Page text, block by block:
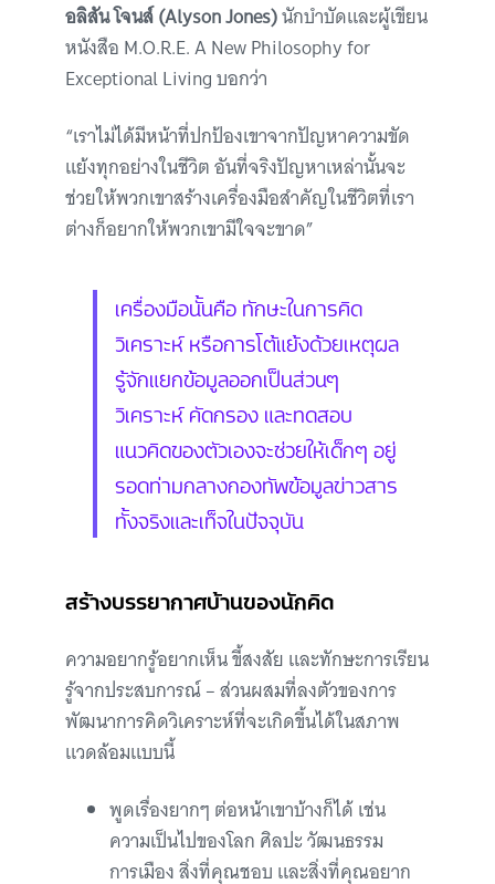
อลิสัน โจนส์ (Alyson Jones)นักบำบัดและผู้เขียน
หนังสือ M.O.R.E. A New Philosophy for
Exceptional Living บอกว่า
“เราไม่ได้มีหน้าที่ปกป้องเขาจากปัญหาความขัด
แย้งทุกอย่างในชีวิต อันที่จริงปัญหาเหล่านั้นจะ
ช่วยให้พวกเขาสร้างเครื่องมือสำคัญในชีวิตที่เรา
ต่างก็อยากให้พวกเขามีใจจะขาด”
เครื่องมือนั้นคือ ทักษะในการคิด
วิเคราะห์ หรือการโต้แย้งด้วยเหตุผล
รู้จักแยกข้อมูลออกเป็นส่วนๆ
วิเคราะห์ คัดกรอง และทดสอบ
แนวคิดของตัวเองจะช่วยให้เด็กๆ อยู่
รอดท่ามกลางกองทัพข้อมูลข่าวสาร
ทั้งจริงและเท็จในปัจจุบัน
สร้างบรรยากาศบ้านของนักคิด
ความอยากรู้อยากเห็น ขี้สงสัย และทักษะการเรียน
รู้จากประสบการณ์ – ส่วนผสมที่ลงตัวของการ
พัฒนาการคิดวิเคราะห์ที่จะเกิดขึ้นได้ในสภาพ
แวดล้อมแบบนี้
พูดเรื่องยากๆ ต่อหน้าเขาบ้างก็ได้ เช่น
ความเป็นไปของโลก ศิลปะ วัฒนธรรม
การเมือง สิ่งที่คุณชอบ และสิ่งที่คุณอยาก